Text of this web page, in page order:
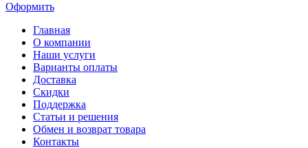
Оформить
Главная
О компании
Наши услуги
Варианты оплаты
Доставка
Скидки
Поддержка
Статьи и решения
Обмен и возврат товара
Контакты